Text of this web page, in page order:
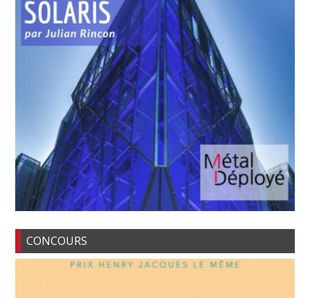
CONCOURS